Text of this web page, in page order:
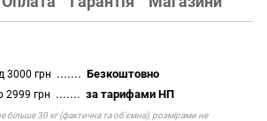
3000 грн .......Безкоштовно
2999 грн .......за тарифами НП
більше 30 кг (фактична та об'ємна), розмірами не